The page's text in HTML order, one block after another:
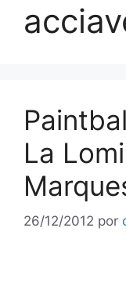
La
26/12/2012 por